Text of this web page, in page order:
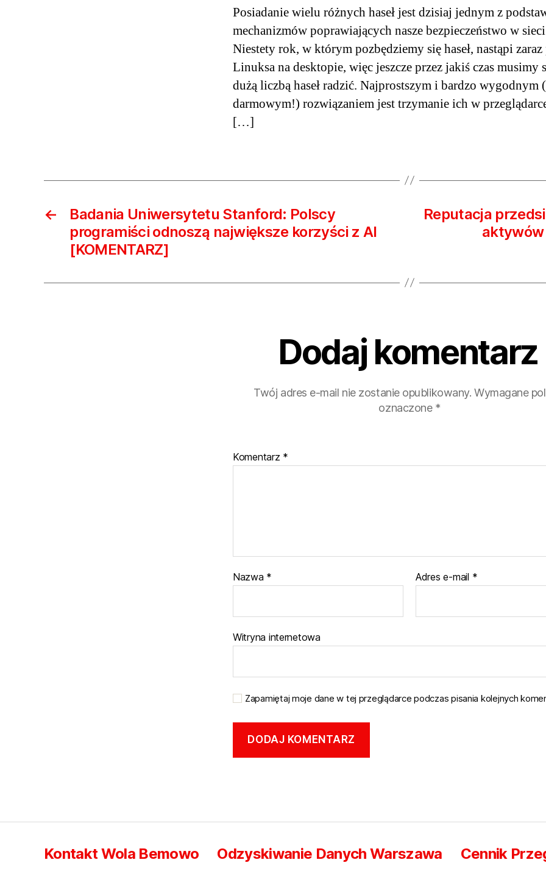
To
Posiadanie wielu różnych haseł jest dzisiaj jednym z
mechanizmów poprawiających nasze bezpieczeństwo w
Niestety rok, w którym pozbędziemy się haseł, nastąpi
Linuksa na desktopie, więc jeszcze przez jakiś czas musimy
dużą liczbą haseł radzić. Najprostszym i bardzo wygodnym
darmowym!) rozwiązaniem jest trzymanie ich w
[…]
←
Badania Uniwersytetu Stanford: Polscy
programiści odnoszą największe korzyści z AI
[KOMENTARZ]
Reputacja
aktywów
Dodaj komentarz
Twój adres e-mail nie zostanie opublikowany. Wymagane
oznaczone *
Komentarz *
Nazwa * Adres e-mail *
Witryna internetowa
Zapamiętaj moje dane w tej przeglądarce podczas pisania kolejnych
Kontakt Wola Bemowo Odzyskiwanie Danych Warszawa
Cennik